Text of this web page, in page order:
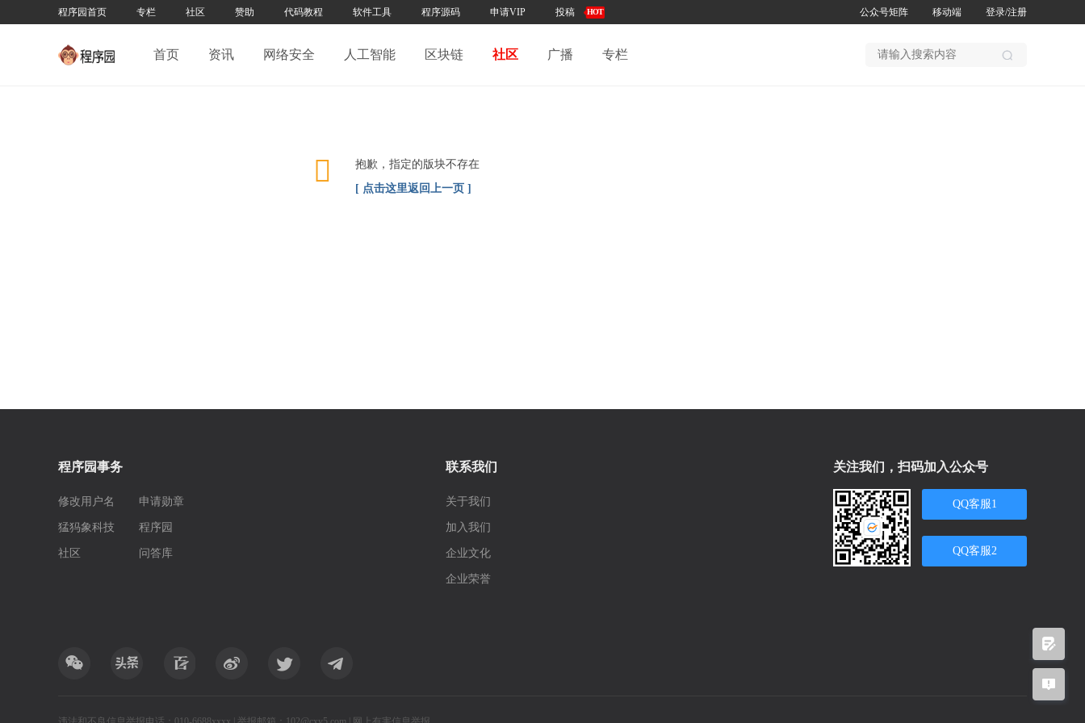
程序园首页 专栏 社区 赞助 代码教程 软件工具 程序源码 申请VIP 投稿 HOT 公众号矩阵 移动端 登录/注册
首页 资讯 网络安全 人工智能 区块链 社区 广播 专栏
抱歉，指定的版块不存在
[ 点击这里返回上一页 ]
程序园事务
修改用户名 申请勋章
猛犸象科技 程序园
社区 问答库
联系我们
关于我们
加入我们
企业文化
企业荣誉
关注我们，扫码加入公众号
QQ客服1
QQ客服2